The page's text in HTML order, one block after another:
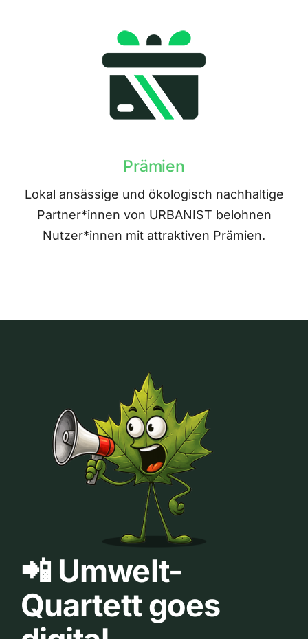
Prämien
Lokal ansässige und ökologisch nachhaltige
Partner*innen von URBANIST belohnen
Nutzer*innen mit attraktiven Prämien.
📲 Umwelt-
Quartett goes